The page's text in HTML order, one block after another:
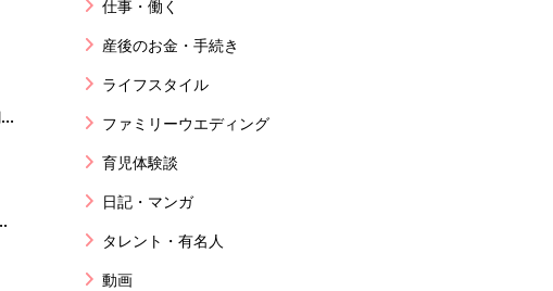
仕事・働く
産後のお金・手続き
ライフスタイル
ファミリーウエディング
育児体験談
日記・マンガ
タレント・有名人
動画